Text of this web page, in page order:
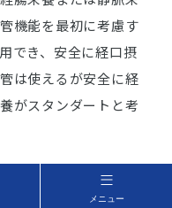
メニュー
機能を最初に考慮す
でき、安全に経口摂
は使えるが安全に経
がスタンダートと考
脈栄養に大別でき
ゆる食事と経管栄養